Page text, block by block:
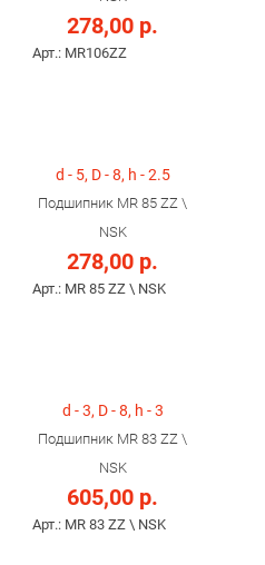
278,00 р.
Арт.: MR106ZZ
d - 5, D - 8, h - 2.5
Подшипник MR 85 ZZ \
NSK
278,00 р.
Арт.: MR 85 ZZ \ NSK
d - 3, D - 8, h - 3
Подшипник MR 83 ZZ \
NSK
605,00 р.
Арт.: MR 83 ZZ \ NSK